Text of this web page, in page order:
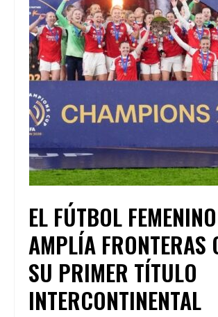
EL FÚTBOL FEMENINO
AMPLÍA FRONTERAS
SU PRIMER TÍTULO
INTERCONTINENTAL